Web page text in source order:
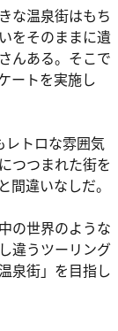
な温泉街はもち
をそのままに遺
んある。そこで
ートを実施し
レトロな雰囲気
つつまれた街を
違いなしだ。
の世界のような
違うツーリング
泉街」を目指し